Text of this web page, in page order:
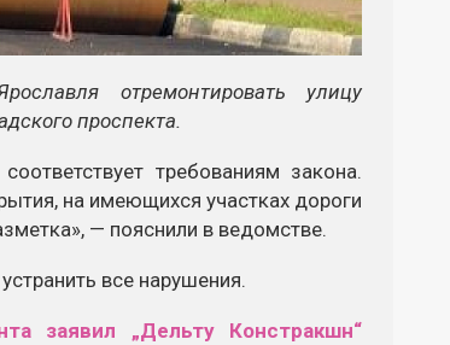
отремонтировать улицу
проспекта.
требованиям закона.
на имеющихся участках дороги
— пояснили в ведомстве.
все нарушения.
заявил „Дельту Констракшн“